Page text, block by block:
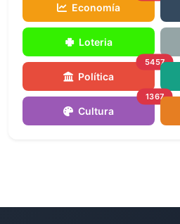
Economía
Loteria
Política
5457
Cultura
1367